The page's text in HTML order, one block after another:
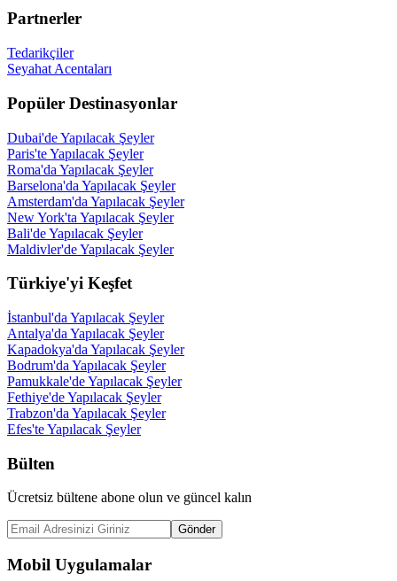
Partnerler
Tedarikçiler
Seyahat Acentaları
Popüler Destinasyonlar
Dubai'de Yapılacak Şeyler
Paris'te Yapılacak Şeyler
Roma'da Yapılacak Şeyler
Barselona'da Yapılacak Şeyler
Amsterdam'da Yapılacak Şeyler
New York'ta Yapılacak Şeyler
Bali'de Yapılacak Şeyler
Maldivler'de Yapılacak Şeyler
Türkiye'yi Keşfet
İstanbul'da Yapılacak Şeyler
Antalya'da Yapılacak Şeyler
Kapadokya'da Yapılacak Şeyler
Bodrum'da Yapılacak Şeyler
Pamukkale'de Yapılacak Şeyler
Fethiye'de Yapılacak Şeyler
Trabzon'da Yapılacak Şeyler
Efes'te Yapılacak Şeyler
Bülten
Ücretsiz bültene abone olun ve güncel kalın
Gönder
Mobil Uygulamalar